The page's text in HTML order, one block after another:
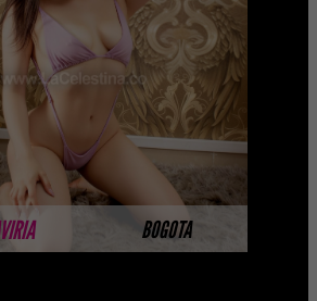
BOGOTA
Algunas de nuestras
aún no tienen imágenes
en la web porque están
su sesión ...
MÁS INFORMACIÓN